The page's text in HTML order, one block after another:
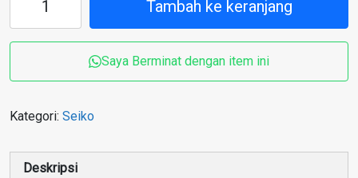
5
SNZC75K1
Tambah ke keranjang
Saya Berminat dengan item ini
Kategori: Seiko
Deskripsi